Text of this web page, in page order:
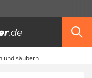
und säubern